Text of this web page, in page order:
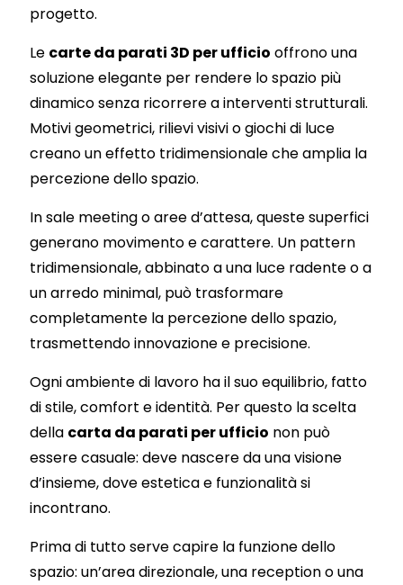
progetto.
Le carte da parati 3D per ufficio offrono una
soluzione elegante per rendere lo spazio più
dinamico senza ricorrere a interventi strutturali.
Motivi geometrici, rilievi visivi o giochi di luce
creano un effetto tridimensionale che amplia la
percezione dello spazio.
In sale meeting o aree d’attesa, queste superfici
generano movimento e carattere. Un pattern
tridimensionale, abbinato a una luce radente o a
un arredo minimal, può trasformare
completamente la percezione dello spazio,
trasmettendo innovazione e precisione.
Ogni ambiente di lavoro ha il suo equilibrio, fatto
di stile, comfort e identità. Per questo la scelta
della carta da parati per ufficio non può
essere casuale: deve nascere da una visione
d’insieme, dove estetica e funzionalità si
incontrano.
Prima di tutto serve capire la funzione dello
spazio: un’area direzionale, una reception o una